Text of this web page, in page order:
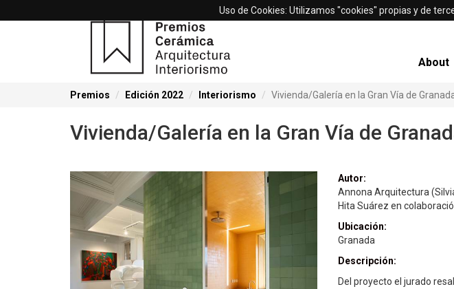
Uso de Cookies: Utilizamos "cookies" propias y de
About
Premios Edición 2022 Interiorismo Vivienda/Galería en la Gran Vía de
Vivienda/Galería en la Gran Vía de
Autor:
Annona Arquitectura
Hita Suárez en
Ubicación:
Granada
Descripción:
Del proyecto el jurado